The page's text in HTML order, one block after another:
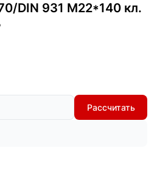
DIN 931 М22*140 кл.
Рассчитать